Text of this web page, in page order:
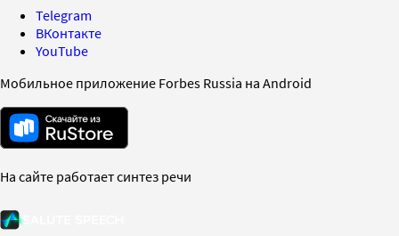
Telegram
ВКонтакте
YouTube
Мобильное приложение Forbes Russia на Android
На сайте работает синтез речи